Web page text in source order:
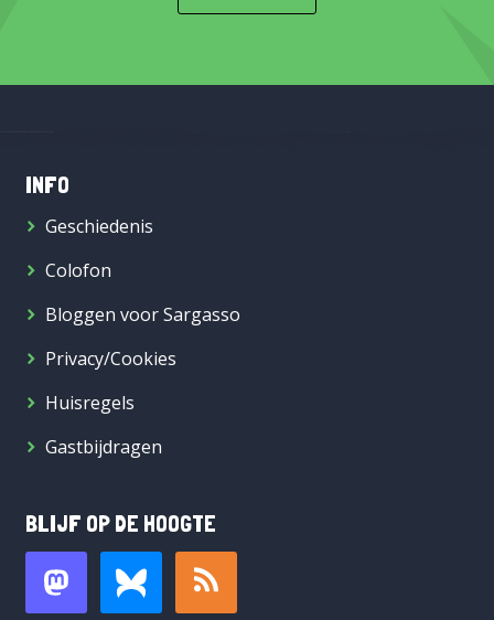
INFO
Geschiedenis
Colofon
Bloggen voor Sargasso
Privacy/Cookies
Huisregels
Gastbijdragen
BLIJF OP DE HOOGTE